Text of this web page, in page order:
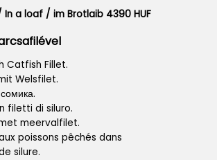
In a loaf / im Brotlaib 4390 HUF
Catfish Fillet.
Welsfilet.
filetti di siluro.
meervalfilet.
poissons pêchés dans
silure.